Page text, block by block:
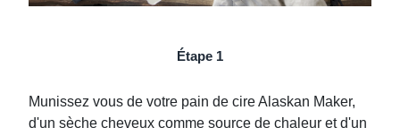
Étape 1
Munissez vous de votre pain de cire Alaskan Maker,
d'un sèche cheveux comme source de chaleur et d'un